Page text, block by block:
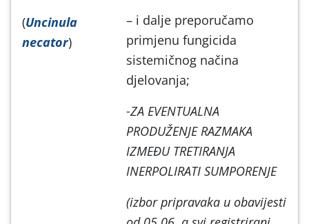
(Uncinula
necator)
– i dalje preporučamo
primjenu fungicida
sistemičnog načina
djelovanja;
-ZA EVENTUALNA
PRODUŽENJE RAZMAKA
IZMEĐU TRETIRANJA
INERPOLIRATI SUMPORENJE
(izbor pripravaka u obavijesti